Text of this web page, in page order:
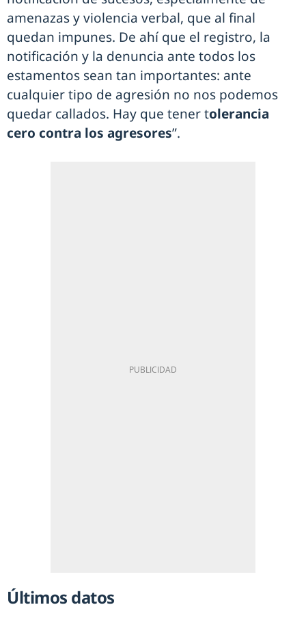
amenazas y violencia verbal, que al final
quedan impunes. De ahí que el registro, la
notificación y la denuncia ante todos los
estamentos sean tan importantes: ante
cualquier tipo de agresión no nos podemos
quedar callados. Hay que tener tolerancia
cero contra los agresores”.
Últimos datos